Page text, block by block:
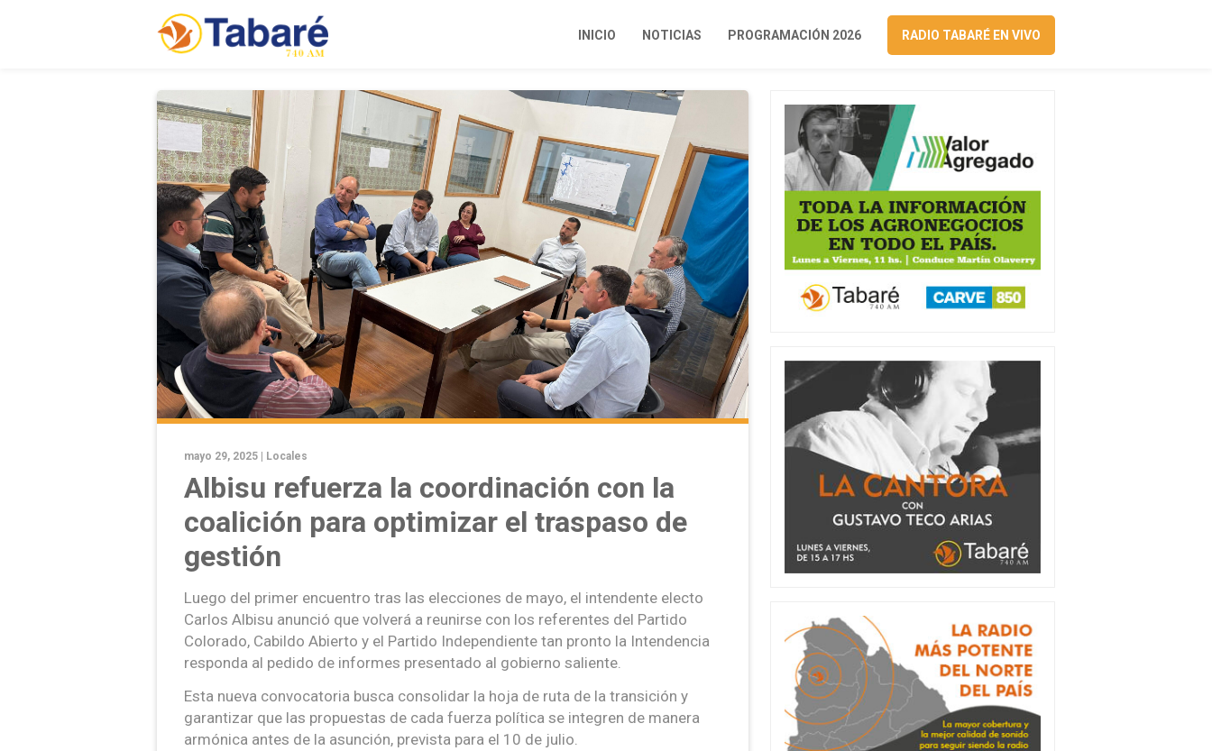
INICIO NOTICIAS PROGRAMACIÓN 2026 RADIO TABARÉ EN VIVO
mayo 29, 2025 | Locales
Albisu refuerza la coordinación con la
coalición para optimizar el traspaso de
gestión
Luego del primer encuentro tras las elecciones de mayo, el intendente electo
Carlos Albisu anunció que volverá a reunirse con los referentes del Partido
Colorado, Cabildo Abierto y el Partido Independiente tan pronto la Intendencia
responda al pedido de informes presentado al gobierno saliente.
Esta nueva convocatoria busca consolidar la hoja de ruta de la transición y
garantizar que las propuestas de cada fuerza política se integren de manera
armónica antes de la asunción, prevista para el 10 de julio.